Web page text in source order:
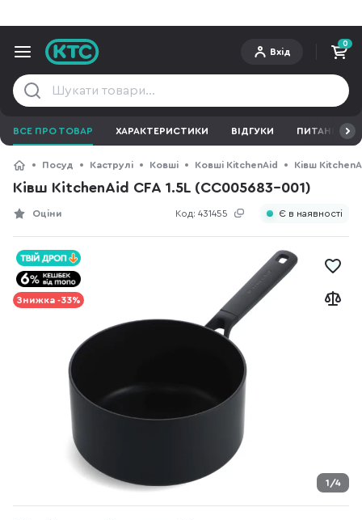
Вхід
0
ВСЕ ПРО ТОВАР ХАРАКТЕРИСТИКИ ВІДГУКИ ПИТАННЯ ТА
Посуд Каструлі Ковші Ковші KitchenAid Ківш
Ківш KitchenAid CFA 1.5L (CC005683-001)
Код: 431455
Оціни Є в наявності
1/4
Знижка -33%